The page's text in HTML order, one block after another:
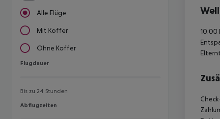
Alle Flüge
Mit Koffer
Ohne Koffer
Flugdauer
Flugdauer
Bis zu 24 Stunden
Abflugzeiten
Abflugzeiten
10.00